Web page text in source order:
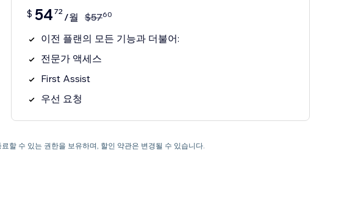
$ 54 72 /월 $5760
이전 플랜의 모든 기능과 더불어:
전문가 액세스
First Assist
우선 요청
할 수 있는 권한을 보유하며, 할인 약관은 변경될 수 있습니다.